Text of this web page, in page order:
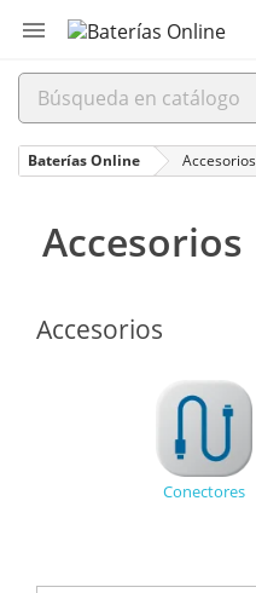

Baterías Online Accesorios
Accesorios
Accesorios
Conectores